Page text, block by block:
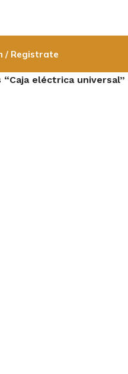
/ Registrate
eléctrica universal”